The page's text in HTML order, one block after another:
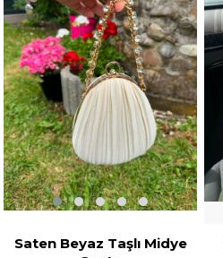
Saten Beyaz Taşlı Midye